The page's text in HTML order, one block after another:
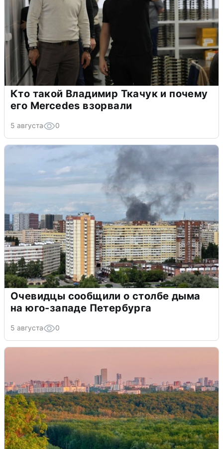
Кто такой Владимир Ткачук и почему
его Mercedes взорвали
5 августа 0
Очевидцы сообщили о столбе дыма
на юго-западе Петербурга
5 августа 0